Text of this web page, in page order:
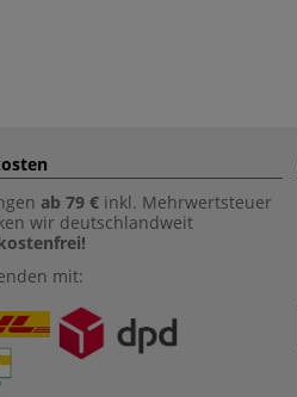
ab 79 € inkl. Mehrwertsteuer
wir deutschlandweit
mit: